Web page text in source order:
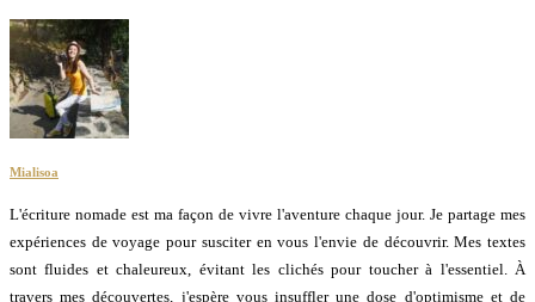
Mialisoa
L'écriture nomade est ma façon de vivre l'aventure chaque jour. Je partage mes
expériences de voyage pour susciter en vous l'envie de découvrir. Mes textes
sont fluides et chaleureux, évitant les clichés pour toucher à l'essentiel. À
travers mes découvertes, j'espère vous insuffler une dose d'optimisme et de